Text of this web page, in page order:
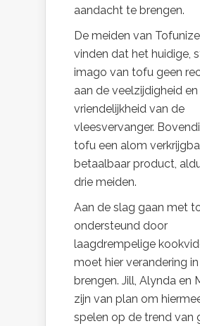
aandacht te brengen.
De meiden van
vinden dat het huidige,
imago van tofu geen
aan de veelzijdigheid en
vriendelijkheid van de
vleesvervanger.
tofu een alom
betaalbaar product,
drie meiden.
Aan de slag gaan met
ondersteund door
laagdrempelige
moet hier verandering in
brengen. Jill, Alynda en
zijn van plan om
spelen op de trend van